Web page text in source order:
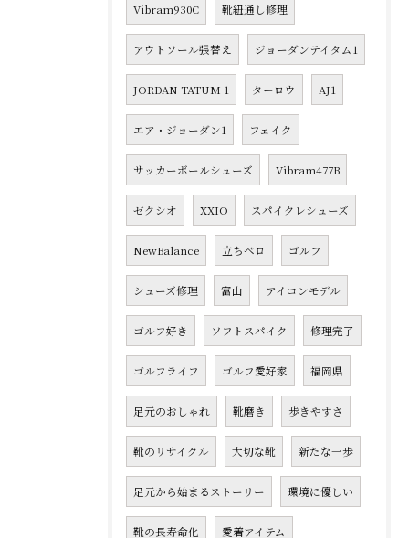
Vibram930C 靴紐通し修理
アウトソール張替え ジョーダンテイタム1
JORDAN TATUM 1 ターロウ AJ1
エア・ジョーダン1 フェイク
サッカーボールシューズ Vibram477B
ゼクシオ XXIO スパイクレシューズ
NewBalance 立ちベロ ゴルフ
シューズ修理 富山 アイコンモデル
ゴルフ好き ソフトスパイク 修理完了
ゴルフライフ ゴルフ愛好家 福岡県
足元のおしゃれ 靴磨き 歩きやすさ
靴のリサイクル 大切な靴 新たな一歩
足元から始まるストーリー 環境に優しい
靴の長寿命化 愛着アイテム